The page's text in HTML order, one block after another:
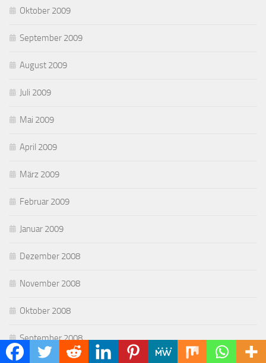
Oktober 2009
September 2009
August 2009
Juli 2009
Mai 2009
April 2009
März 2009
Februar 2009
Januar 2009
Dezember 2008
November 2008
Oktober 2008
September 2008